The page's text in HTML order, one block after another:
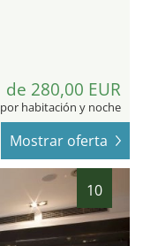
de 280,00 EUR
por habitación y noche
Mostrar oferta
10